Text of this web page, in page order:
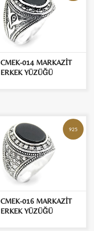
CMEK-014 MARKAZİT
ERKEK YÜZÜĞÜ
925
CMEK-016 MARKAZİT
ERKEK YÜZÜĞÜ